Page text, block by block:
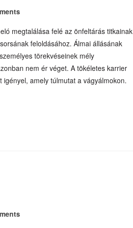
megtalálása felé az önfeltárás titkainak
feloldásához. Álmai állásának
törekvéseinek mély
nem ér véget. A tökéletes karrier
amely túlmutat a vágyálmokon.